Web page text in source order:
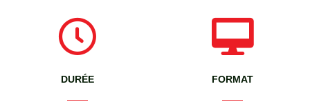
DURÉE FORMAT